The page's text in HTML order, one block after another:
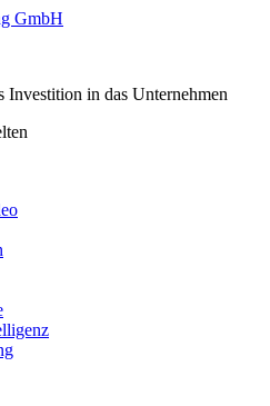
GmbH
Investition in das Unternehmen